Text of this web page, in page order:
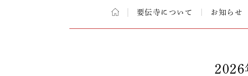
要伝寺について お知らせ
2026